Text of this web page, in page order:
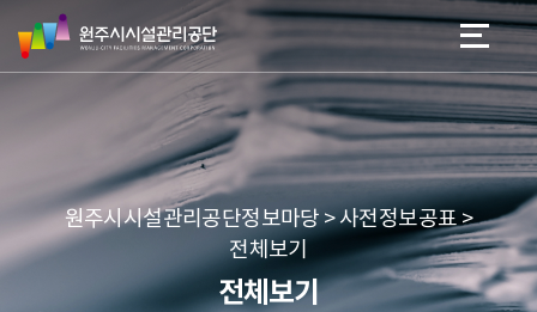
네
본문 바로가기
메뉴 바로가기
원
주
시
리
공
단
원주시시설관리공단정보마당 > 사전정보공표 >
전체보기
전체보기